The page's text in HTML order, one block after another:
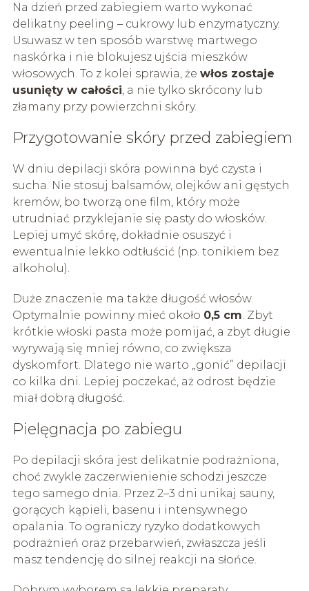
Na dzień przed zabiegiem warto wykonać
delikatny peeling – cukrowy lub enzymatyczny.
Usuwasz w ten sposób warstwę martwego
naskórka i nie blokujesz ujścia mieszków
włosowych. To z kolei sprawia, że włos zostaje
usunięty w całości, a nie tylko skrócony lub
złamany przy powierzchni skóry.
Przygotowanie skóry przed zabiegiem
W dniu depilacji skóra powinna być czysta i
sucha. Nie stosuj balsamów, olejków ani gęstych
kremów, bo tworzą one film, który może
utrudniać przyklejanie się pasty do włosków.
Lepiej umyć skórę, dokładnie osuszyć i
ewentualnie lekko odtłuścić (np. tonikiem bez
alkoholu).
Duże znaczenie ma także długość włosów.
Optymalnie powinny mieć około 0,5 cm. Zbyt
krótkie włoski pasta może pomijać, a zbyt długie
wyrywają się mniej równo, co zwiększa
dyskomfort. Dlatego nie warto „gonić” depilacji
co kilka dni. Lepiej poczekać, aż odrost będzie
miał dobrą długość.
Pielęgnacja po zabiegu
Po depilacji skóra jest delikatnie podrażniona,
choć zwykle zaczerwienienie schodzi jeszcze
tego samego dnia. Przez 2–3 dni unikaj sauny,
gorących kąpieli, basenu i intensywnego
opalania. To ograniczy ryzyko dodatkowych
podrażnień oraz przebarwień, zwłaszcza jeśli
masz tendencję do silnej reakcji na słońce.